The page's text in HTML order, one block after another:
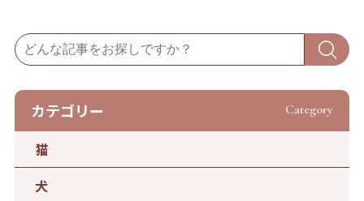
カテゴリー Category
猫
犬